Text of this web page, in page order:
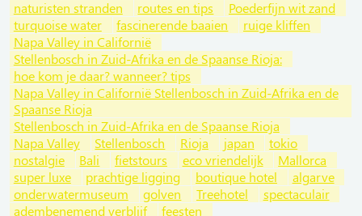
naturisten stranden
routes en tips
Poederfijn wit zand
turquoise water
fascinerende baaien
ruige kliffen
Napa Valley in Californië
Stellenbosch in Zuid-Afrika en de Spaanse Rioja:
hoe kom je daar? wanneer? tips
Napa Valley in Californië Stellenbosch in Zuid-Afrika en de
Spaanse Rioja
Stellenbosch in Zuid-Afrika en de Spaanse Rioja
Napa Valley
Stellenbosch Rioja japan
tokio
nostalgie
Bali fietstours eco vriendelijk
Mallorca
super luxe
prachtige ligging boutique hotel
algarve
onderwatermuseum
golven Treehotel
spectaculair
adembenemend verblijf
feesten